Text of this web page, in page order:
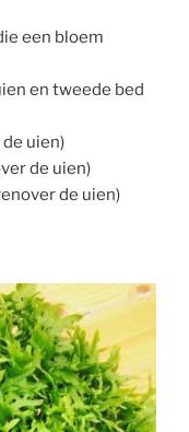
een bloem
en tweede bed
uien)
de uien)
de uien)